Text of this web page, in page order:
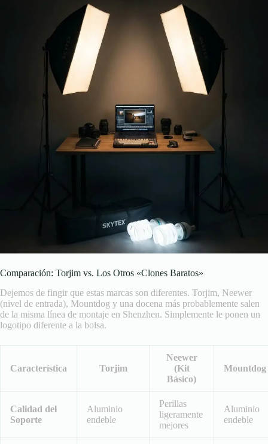
Comparación: Torjim vs. Los Otros «Clones Baratos»
Dejemos de fingir que estas marcas son diferentes. Torjim, Neewer
(nivel de entrada), Mountdog y una docena más probablemente salen
de la misma línea de montaje en Shenzhen. Simplemente le ponen un
logotipo diferente a la bolsa.
Característica Torjim
Neewer
(Kit
Básico)
Mountdog
Calidad del
Soporte
Aluminio
endeble
Perillas
ligeramente
mejores
Aluminio
endeble